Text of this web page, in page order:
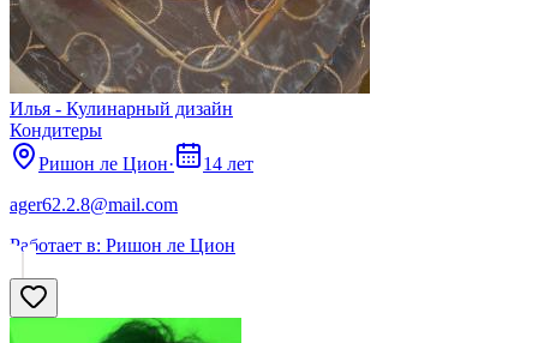
Илья - Кулинарный дизайн
Кондитеры
Ришон ле Цион·
14 лет
ager62.2.8@mail.com
Работает в: Ришон ле Цион